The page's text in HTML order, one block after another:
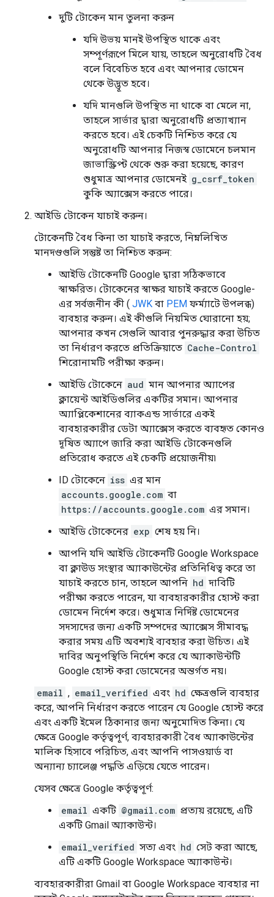
দুটি টোকেন মান তুলনা করুন
যদি উভয় মানই উপস্থিত থাকে এবং
সম্পূর্ণরূপে মিলে যায়, তাহলে অনুরোধটি বৈধ
বলে বিবেচিত হবে এবং আপনার ডোমেন
থেকে উদ্ভূত হবে।
যদি মানগুলি উপস্থিত না থাকে বা মেলে না,
তাহলে সার্ভার দ্বারা অনুরোধটি প্রত্যাখ্যান
করতে হবে। এই চেকটি নিশ্চিত করে যে
অনুরোধটি আপনার নিজস্ব ডোমেনে চলমান
জাভাস্ক্রিপ্ট থেকে শুরু করা হয়েছে, কারণ
শুধুমাত্র আপনার ডোমেনই g_csrf_token
কুকি অ্যাক্সেস করতে পারে।
আইডি টোকেন যাচাই করুন।
টোকেনটি বৈধ কিনা তা যাচাই করতে, নিম্নলিখিত
মানদণ্ডগুলি সন্তুষ্ট তা নিশ্চিত করুন:
আইডি টোকেনটি Google দ্বারা সঠিকভাবে
স্বাক্ষরিত। টোকেনের স্বাক্ষর যাচাই করতে Google-
এর সর্বজনীন কী ( JWK বা PEM ফর্ম্যাটে উপলব্ধ)
ব্যবহার করুন। এই কীগুলি নিয়মিত ঘোরানো হয়;
আপনার কখন সেগুলি আবার পুনরুদ্ধার করা উচিত
তা নির্ধারণ করতে প্রতিক্রিয়াতে Cache-Control
শিরোনামটি পরীক্ষা করুন।
আইডি টোকেনে aud মান আপনার অ্যাপের
ক্লায়েন্ট আইডিগুলির একটির সমান। আপনার
অ্যাপ্লিকেশানের ব্যাকএন্ড সার্ভারে একই
ব্যবহারকারীর ডেটা অ্যাক্সেস করতে ব্যবহৃত কোনও
দূষিত অ্যাপে জারি করা আইডি টোকেনগুলি
প্রতিরোধ করতে এই চেকটি প্রয়োজনীয়৷
ID টোকেনে iss এর মান
accounts.google.com বা
https://accounts.google.com এর সমান।
আইডি টোকেনের exp শেষ হয় নি।
আপনি যদি আইডি টোকেনটি Google Workspace
বা ক্লাউড সংস্থার অ্যাকাউন্টের প্রতিনিধিত্ব করে তা
যাচাই করতে চান, তাহলে আপনি hd দাবিটি
পরীক্ষা করতে পারেন, যা ব্যবহারকারীর হোস্ট করা
ডোমেন নির্দেশ করে। শুধুমাত্র নির্দিষ্ট ডোমেনের
সদস্যদের জন্য একটি সম্পদের অ্যাক্সেস সীমাবদ্ধ
করার সময় এটি অবশ্যই ব্যবহার করা উচিত। এই
দাবির অনুপস্থিতি নির্দেশ করে যে অ্যাকাউন্টটি
Google হোস্ট করা ডোমেনের অন্তর্গত নয়।
email , email_verified এবং hd ক্ষেত্রগুলি ব্যবহার
করে, আপনি নির্ধারণ করতে পারেন যে Google হোস্ট করে
এবং একটি ইমেল ঠিকানার জন্য অনুমোদিত কিনা। যে
ক্ষেত্রে Google কর্তৃত্বপূর্ণ, ব্যবহারকারী বৈধ অ্যাকাউন্টের
মালিক হিসাবে পরিচিত, এবং আপনি পাসওয়ার্ড বা
অন্যান্য চ্যালেঞ্জ পদ্ধতি এড়িয়ে যেতে পারেন।
যেসব ক্ষেত্রে Google কর্তৃত্বপূর্ণ:
email একটি @gmail.com প্রত্যয় রয়েছে, এটি
একটি Gmail অ্যাকাউন্ট।
email_verified সত্য এবং hd সেট করা আছে,
এটি একটি Google Workspace অ্যাকাউন্ট।
ব্যবহারকারীরা Gmail বা Google Workspace ব্যবহার না